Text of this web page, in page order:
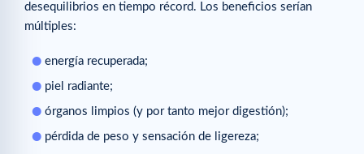
desequilibrios en tiempo récord. Los beneficios serían
múltiples:
energía recuperada;
piel radiante;
órganos limpios (y por tanto mejor digestión);
pérdida de peso y sensación de ligereza;